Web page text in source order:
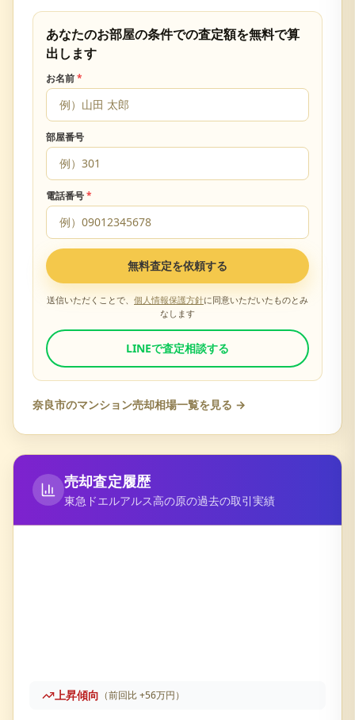
あなたのお部屋の条件での査定額を無料で算
出します
お名前*
部屋番号
電話番号*
無料査定を依頼する
送信いただくことで、 個人情報保護方針に同意いただいたものとみ
なします
LINEで査定相談する
奈良市のマンション売却相場一覧を見る →
売却査定履歴
東急ドエルアルス高の原の過去の取引実績
上昇傾向 （前回比+56万円）